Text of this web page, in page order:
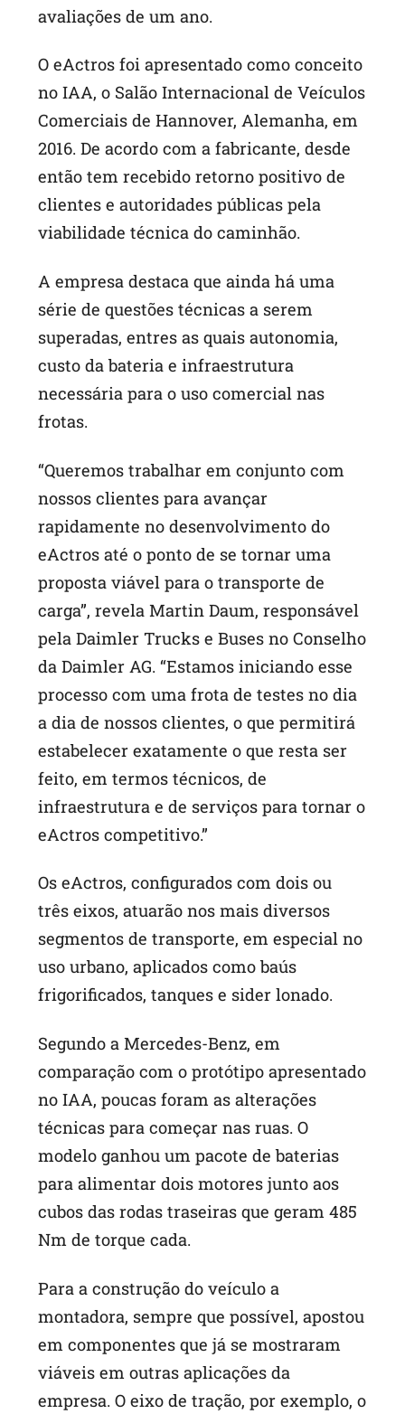
avaliações de um ano.
O eActros foi apresentado como conceito
no IAA, o Salão Internacional de Veículos
Comerciais de Hannover, Alemanha, em
2016. De acordo com a fabricante, desde
então tem recebido retorno positivo de
clientes e autoridades públicas pela
viabilidade técnica do caminhão.
A empresa destaca que ainda há uma
série de questões técnicas a serem
superadas, entres as quais autonomia,
custo da bateria e infraestrutura
necessária para o uso comercial nas
frotas.
“Queremos trabalhar em conjunto com
nossos clientes para avançar
rapidamente no desenvolvimento do
eActros até o ponto de se tornar uma
proposta viável para o transporte de
carga”, revela Martin Daum, responsável
pela Daimler Trucks e Buses no Conselho
da Daimler AG. “Estamos iniciando esse
processo com uma frota de testes no dia
a dia de nossos clientes, o que permitirá
estabelecer exatamente o que resta ser
feito, em termos técnicos, de
infraestrutura e de serviços para tornar o
eActros competitivo.”
Os eActros, configurados com dois ou
três eixos, atuarão nos mais diversos
segmentos de transporte, em especial no
uso urbano, aplicados como baús
frigorificados, tanques e sider lonado.
Segundo a Mercedes-Benz, em
comparação com o protótipo apresentado
no IAA, poucas foram as alterações
técnicas para começar nas ruas. O
modelo ganhou um pacote de baterias
para alimentar dois motores junto aos
cubos das rodas traseiras que geram 485
Nm de torque cada.
Para a construção do veículo a
montadora, sempre que possível, apostou
em componentes que já se mostraram
viáveis em outras aplicações da
empresa. O eixo de tração, por exemplo, o